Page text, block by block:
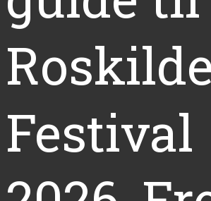
Roskilde
Festival